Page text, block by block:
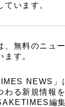
ています。
、無料のニュ
ます。
NEWS」
わる新規情報
編